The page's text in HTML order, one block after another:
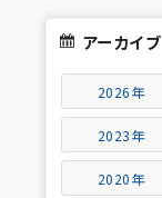
アーカイブ
2026年
2023年
2020年